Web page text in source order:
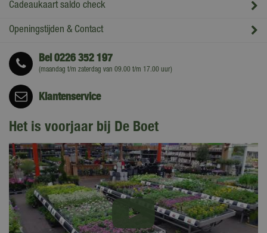
Cadeaukaart saldo check
Openingstijden & Contact
Bel0226 352 197
(maandag t/m zaterdag van 09.00 t/m 17.00 uur)
Klantenservice
Het is voorjaar bij De Boet